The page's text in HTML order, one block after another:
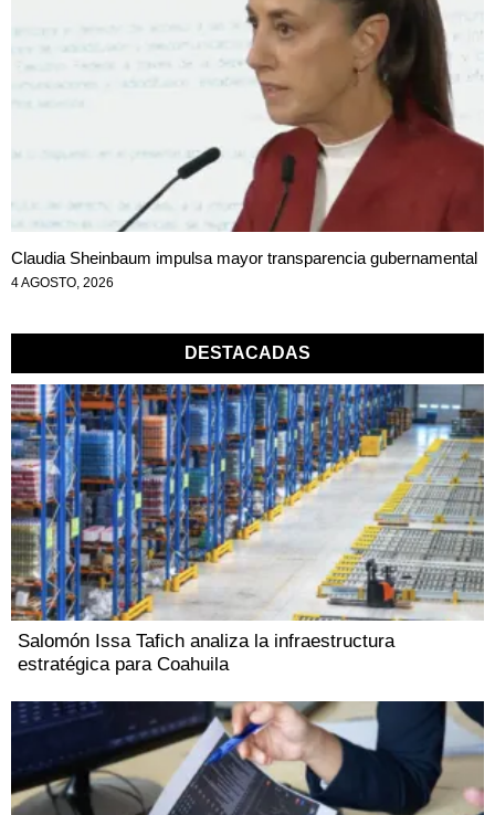
Claudia Sheinbaum impulsa mayor transparencia gubernamental
4 AGOSTO, 2026
DESTACADAS
Salomón Issa Tafich analiza la infraestructura
estratégica para Coahuila